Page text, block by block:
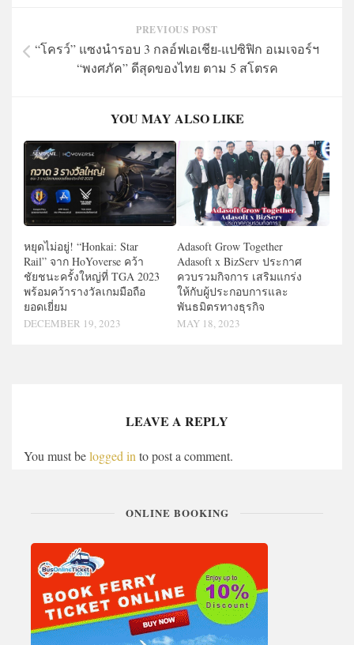
PREVIOUS POST
“โครว์” แซงนำรอบ 3 กลอ์ฟเอเชีย-แปซิฟิก อเมเจอร์ฯ
“พงศภัค” ดีสุดของไทย ตาม 5 สโตรค
YOU MAY ALSO LIKE
หยุดไม่อยู่! “Honkai: Star
Rail” จาก HoYoverse คว้า
ชัยชนะครั้งใหญ่ที่ TGA 2023
พร้อมคว้ารางวัลเกมมือถือ
ยอดเยี่ยม
DECEMBER 19, 2023
Adasoft Grow Together
Adasoft x BizServ ประกาศ
ควบรวมกิจการ เสริมแกร่ง
ให้กับผู้ประกอบการและ
พันธมิตรทางธุรกิจ
MAY 18, 2023
LEAVE A REPLY
You must belogged into post a comment.
ONLINE BOOKING